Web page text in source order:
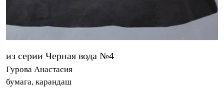
из серии Черная вода №4
Гурова Анастасия
бумага, карандаш